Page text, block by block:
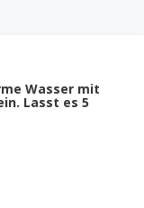
Wasser mit
Lasst es 5